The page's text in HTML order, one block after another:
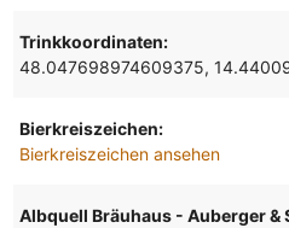
Trinkkoordinaten:
48.047698974609375,
Bierkreiszeichen:
Bierkreiszeichen ansehen
Albquell Bräuhaus - Auberger &